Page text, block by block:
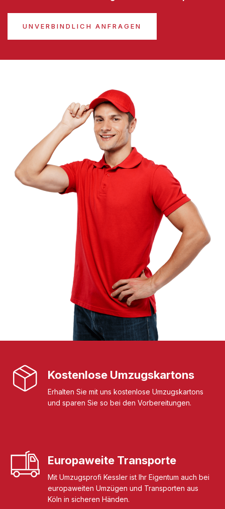
UNVERBINDLICH ANFRAGEN
Kostenlose Umzugskartons
Erhalten Sie mit uns kostenlose Umzugskartons
und sparen Sie so bei den Vorbereitungen.
Europaweite Transporte
Mit Umzugsprofi Kessler ist Ihr Eigentum auch bei
europaweiten Umzügen und Transporten aus
Köln in sicheren Händen.